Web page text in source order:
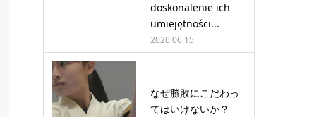
doskonalenie ich
umiejętności...
2020.06.15
なぜ勝敗にこだわっ
てはいけないか？